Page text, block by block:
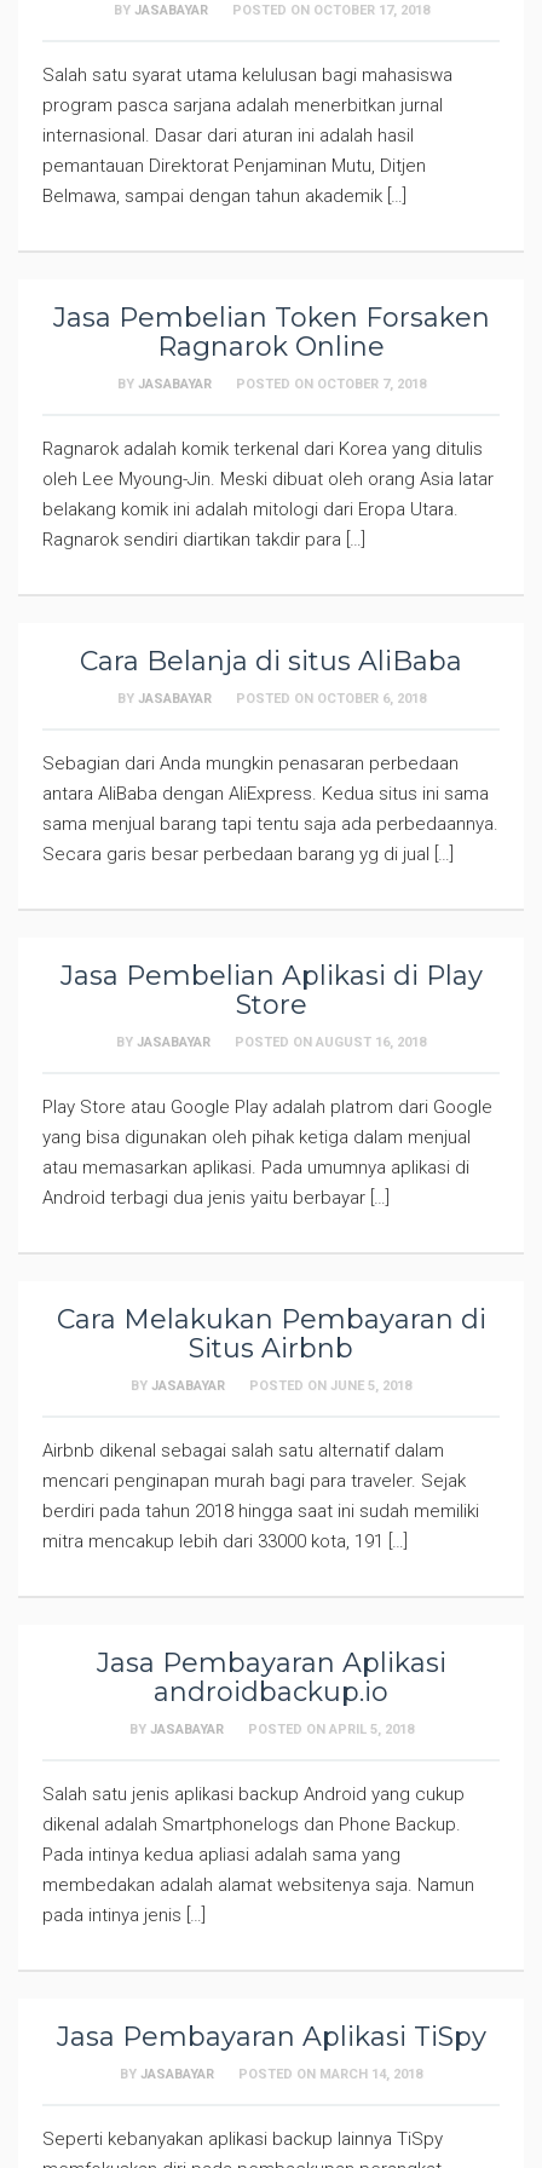
BY JASABAYAR POSTED ON OCTOBER 17, 2018
Salah satu syarat utama kelulusan bagi mahasiswa
program pasca sarjana adalah menerbitkan jurnal
internasional. Dasar dari aturan ini adalah hasil
pemantauan Direktorat Penjaminan Mutu, Ditjen
Belmawa, sampai dengan tahun akademik […]
Jasa Pembelian Token Forsaken
Ragnarok Online
BY JASABAYAR POSTED ON OCTOBER 7, 2018
Ragnarok adalah komik terkenal dari Korea yang ditulis
oleh Lee Myoung-Jin. Meski dibuat oleh orang Asia latar
belakang komik ini adalah mitologi dari Eropa Utara.
Ragnarok sendiri diartikan takdir para […]
Cara Belanja di situs AliBaba
BY JASABAYAR POSTED ON OCTOBER 6, 2018
Sebagian dari Anda mungkin penasaran perbedaan
antara AliBaba dengan AliExpress. Kedua situs ini sama
sama menjual barang tapi tentu saja ada perbedaannya.
Secara garis besar perbedaan barang yg di jual […]
Jasa Pembelian Aplikasi di Play
Store
BY JASABAYAR POSTED ON AUGUST 16, 2018
Play Store atau Google Play adalah platrom dari Google
yang bisa digunakan oleh pihak ketiga dalam menjual
atau memasarkan aplikasi. Pada umumnya aplikasi di
Android terbagi dua jenis yaitu berbayar […]
Cara Melakukan Pembayaran di
Situs Airbnb
BY JASABAYAR POSTED ON JUNE 5, 2018
Airbnb dikenal sebagai salah satu alternatif dalam
mencari penginapan murah bagi para traveler. Sejak
berdiri pada tahun 2018 hingga saat ini sudah memiliki
mitra mencakup lebih dari 33000 kota, 191 […]
Jasa Pembayaran Aplikasi
androidbackup.io
BY JASABAYAR POSTED ON APRIL 5, 2018
Salah satu jenis aplikasi backup Android yang cukup
dikenal adalah Smartphonelogs dan Phone Backup.
Pada intinya kedua apliasi adalah sama yang
membedakan adalah alamat websitenya saja. Namun
pada intinya jenis […]
Jasa Pembayaran Aplikasi TiSpy
BY JASABAYAR POSTED ON MARCH 14, 2018
Seperti kebanyakan aplikasi backup lainnya TiSpy